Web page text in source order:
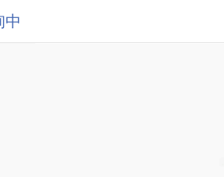
中